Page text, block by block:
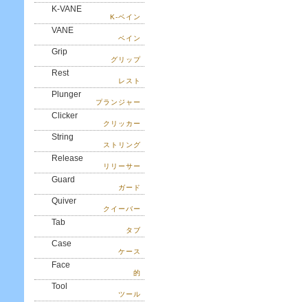
K-VANE
K-ベイン
VANE
ベイン
Grip
グリップ
Rest
レスト
Plunger
プランジャー
Clicker
クリッカー
String
ストリング
Release
リリーサー
Guard
ガード
Quiver
クイーバー
Tab
タブ
Case
ケース
Face
的
Tool
ツール